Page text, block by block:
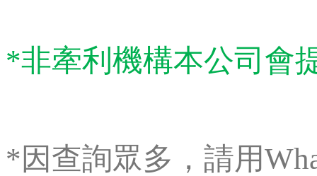
*非牽利機構本公司會
*因查詢眾多，請用